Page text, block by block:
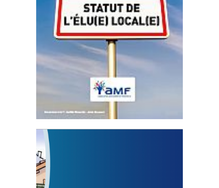
Statut de l’élu local
3 avril 2024
Mise à jour avril 2024 232882 Total 0 Votes
FEUILLETER